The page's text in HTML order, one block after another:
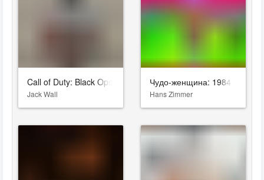
Call of Duty: Black Ops Cold War
Jack Wall
Чудо-женщина: 1984
Hans Zimmer